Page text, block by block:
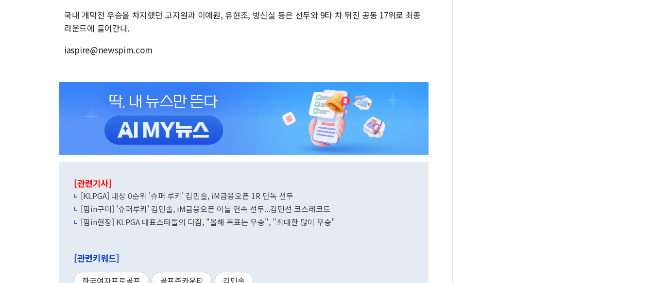
국내 개막전 우승을 차지했던 고지원과 이예원, 유현조, 방신실 등은 선두와 9타 차 뒤진 공동 17위로 최종
라운드에 들어간다.
iaspire@newspim.com
[관련기사]
[KLPGA] 대상 0순위 '슈퍼 루키' 김민솔, iM금융오픈 1R 단독 선두
[핌in구미] '슈퍼루키' 김민솔, iM금융오픈 이틀 연속 선두...김민선 코스레코드
[핌in현장] KLPGA 대표스타들의 다짐, "올해 목표는 우승", "최대한 많이 우승"
[관련키워드]
한국여자프로골프 골프존카운티 김민솔